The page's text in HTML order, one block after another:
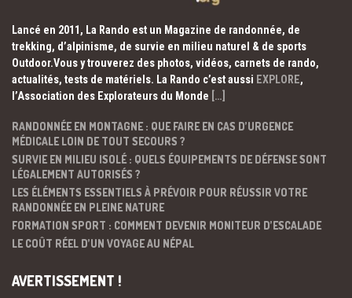
Lancé en 2011, La Rando est un Magazine de randonnée, de
trekking, d’alpinisme, de survie en milieu naturel & de sports
Outdoor.Vous y trouverez des photos, vidéos, carnets de rando,
actualités, tests de matériels. La Rando c’est aussi EXPLORE,
l’Association des Explorateurs du Monde […]
RANDONNÉE EN MONTAGNE : QUE FAIRE EN CAS D’URGENCE
MÉDICALE LOIN DE TOUT SECOURS ?
SURVIE EN MILIEU ISOLÉ : QUELS ÉQUIPEMENTS DE DÉFENSE SONT
LÉGALEMENT AUTORISÉS ?
LES ÉLÉMENTS ESSENTIELS À PRÉVOIR POUR RÉUSSIR VOTRE
RANDONNÉE EN PLEINE NATURE
FORMATION SPORT : COMMENT DEVENIR MONITEUR D’ESCALADE
LE COÛT RÉEL D’UN VOYAGE AU NÉPAL
AVERTISSEMENT !